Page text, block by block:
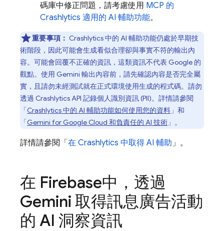
碼庫中修正問題，請考慮使用 MCP 的
Crashlytics 適用的 AI 輔助功能。
重要事項： Crashlytics中的 AI 輔助功能仍處於早期技
術階段，因此可能會生成看似合理卻與事實不符的輸出內
容。可能會回覆不正確的資訊，這類資訊不代表 Google 的
觀點。使用 Gemini 輸出內容前，請先確認內容是否完全屬
實，且請勿未經測試就在正式環境使用生成的程式碼。請勿
透過 CrashlyticsAPI 記錄個人識別資訊 (PII)。詳情請參閱
「Crashlytics中的 AI 輔助功能如何使用您的資料 」和
「Gemini for Google Cloud 和負責任的 AI 技術 」。
詳情請參閱「 在 Crashlytics 中取得 AI 輔助」。
在 Firebase中，透過
Gemini 取得訊息廣告活動
的 AI 洞察資訊